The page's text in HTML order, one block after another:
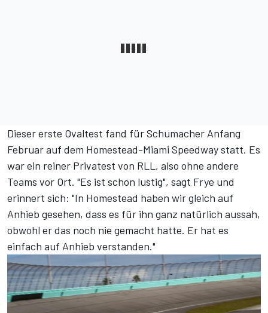
Dieser erste Ovaltest fand für Schumacher Anfang
Februar auf dem Homestead-Miami Speedway statt. Es
war ein reiner Privatest von RLL, also ohne andere
Teams vor Ort. "Es ist schon lustig", sagt Frye und
erinnert sich: "In Homestead haben wir gleich auf
Anhieb gesehen, dass es für ihn ganz natürlich aussah,
obwohl er das noch nie gemacht hatte. Er hat es
einfach auf Anhieb verstanden."